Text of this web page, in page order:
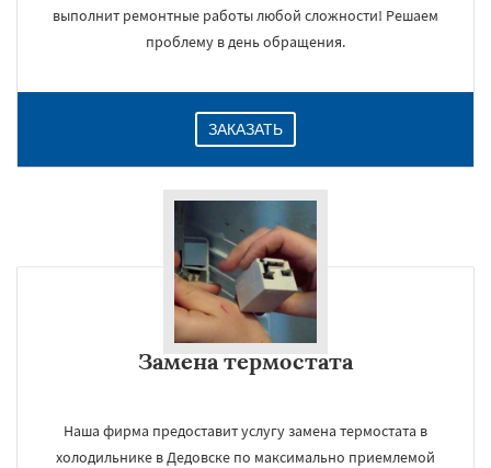
выполнит ремонтные работы любой сложности! Решаем
проблему в день обращения.
ЗАКАЗАТЬ
Замена термостата
Наша фирма предоставит услугу замена термостата в
холодильнике в Дедовске по максимально приемлемой